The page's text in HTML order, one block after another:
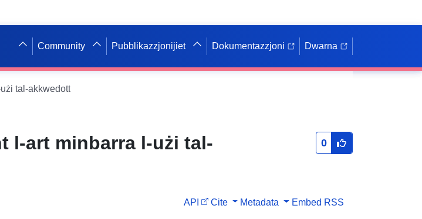
Community Pubblikazzjonijiet Dokumentazzjoni Dwarna
tal-akkwedott
l-art minbarra l-użi tal-
0
API Cite Metadata Embed RSS